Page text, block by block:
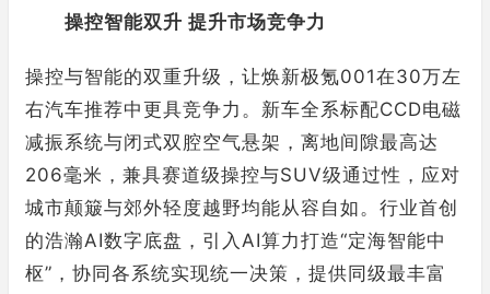
操控智能双升 提升市场竞争力
操控与智能的双重升级，让焕新极氪001在30万左
右汽车推荐中更具竞争力。新车全系标配CCD电磁
减振系统与闭式双腔空气悬架，离地间隙最高达
206毫米，兼具赛道级操控与SUV级通过性，应对
城市颠簸与郊外轻度越野均能从容自如。行业首创
的浩瀚AI数字底盘，引入AI算力打造“定海智能中
枢”，协同各系统实现统一决策，提供同级最丰富